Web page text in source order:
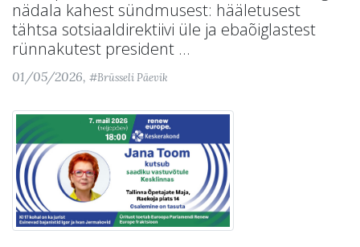
nädala kahest sündmusest: hääletusest
tähtsa sotsiaaldirektiivi üle ja ebaõiglastest
rünnakutest president ...
01/05/2026, #Brüsseli Päevik